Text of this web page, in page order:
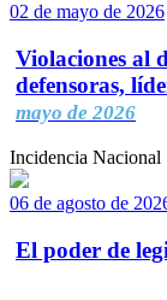
02 de mayo de 2026
Violaciones al
defensoras,
mayo de 2026
Incidencia Nacional
06 de agosto de
El poder de